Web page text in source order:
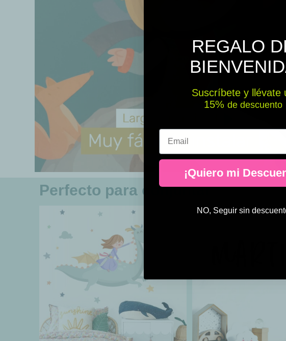
Perfecto para conjuntar
REGALO
Suscríbete y llévate
15% ​​ de descuento
Email
¡Quiero mi
NO, Seguir sin